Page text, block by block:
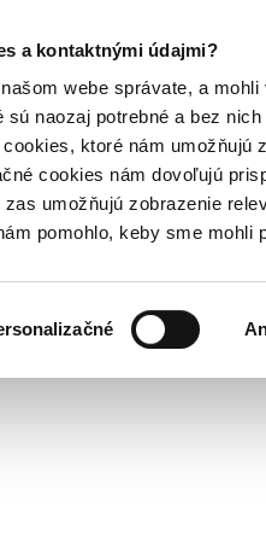
a kontaktnými údajmi?
webe správate, a
naozaj potrebné a bez
ktoré nám umožňujú
cookies nám dovoľujú
umožňujú zobrazenie
pomohlo, keby sme